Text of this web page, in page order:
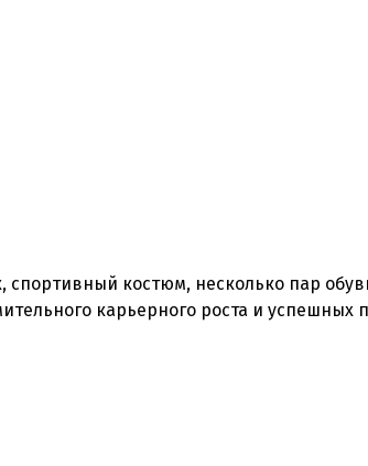
спортивный костюм, несколько пар
карьерного роста и успешных